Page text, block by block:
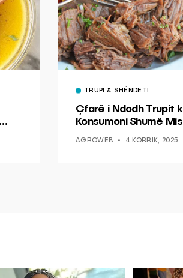
TRUPI & SHËNDETI
Çfarë i Ndodh Trupit
Konsumoni Shumë
AGROWEB 4 KORRIK, 2025